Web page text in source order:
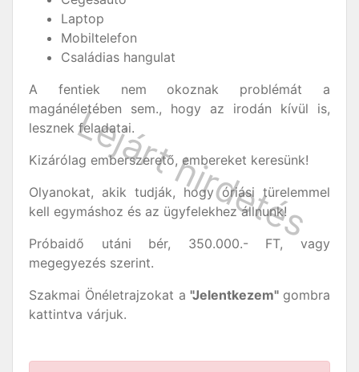
Laptop
Mobiltelefon
Családias hangulat
A fentiek nem okoznak problémát a
magánéletében sem., hogy az irodán kívül is,
lesznek feladatai.
Kizárólag emberszerető, embereket keresünk!
Olyanokat, akik tudják, hogy óriási türelemmel
kell egymáshoz és az ügyfelekhez állnunk!
Próbaidő utáni bér, 350.000.- FT, vagy
megegyezés szerint.
Szakmai Önéletrajzokat a "Jelentkezem" gombra
kattintva várjuk.